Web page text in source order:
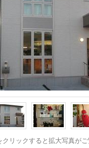
リックすると拡大写真がご